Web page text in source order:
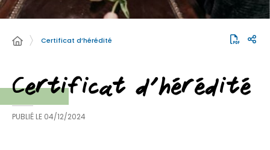
Certificat d’hérédité
Certificat d’hérédité
PUBLIÉ LE 04/12/2024